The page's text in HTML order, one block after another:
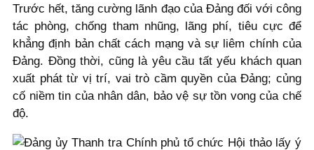
Trước hết, tăng cường lãnh đạo của Đảng đối với công
tác phòng, chống tham nhũng, lãng phí, tiêu cực để
khẳng định bản chất cách mạng và sự liêm chính của
Đảng. Đồng thời, cũng là yêu cầu tất yếu khách quan
xuất phát từ vị trí, vai trò cầm quyền của Đảng; củng
cố niềm tin của nhân dân, bảo vệ sự tồn vong của chế
độ.